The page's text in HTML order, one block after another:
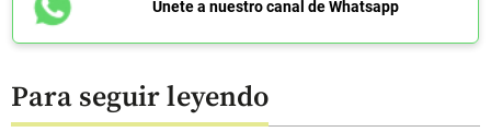
Únete a nuestro canal de Whatsapp
Para seguir leyendo